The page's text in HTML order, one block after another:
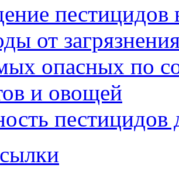
от
опасных по
и овощей
пестицидов